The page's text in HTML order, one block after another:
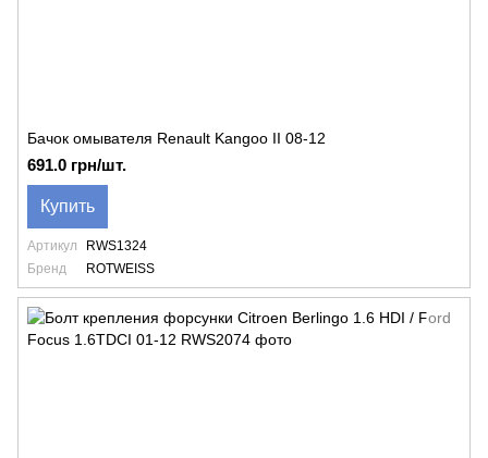
Бачок омывателя Renault Kangoo II 08-12
691.0 грн/шт.
Купить
Артикул
RWS1324
Бренд
ROTWEISS